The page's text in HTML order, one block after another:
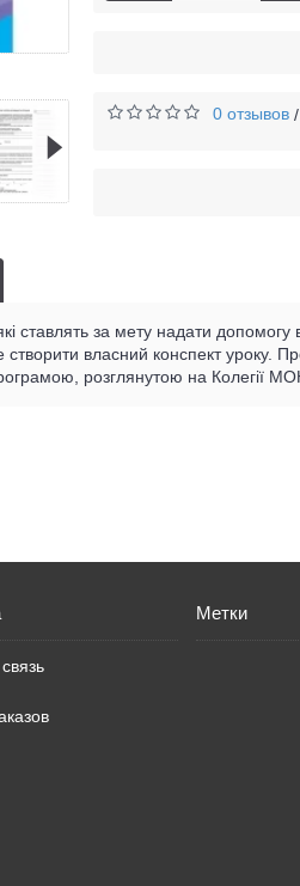
0 отзывов /
ставлять за мету надати допомогу
власний конспект уроку.
розглянутою на Колегії
Метки